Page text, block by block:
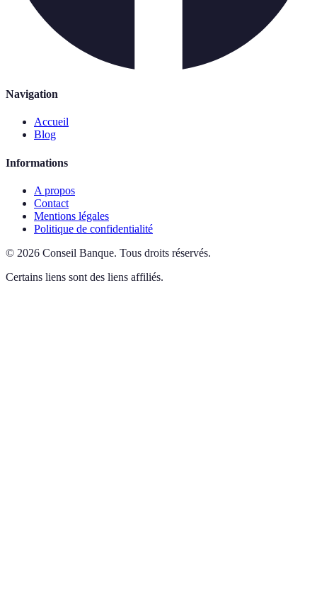
Navigation
Accueil
Blog
Informations
A propos
Contact
Mentions légales
Politique de confidentialité
© 2026 Conseil Banque. Tous droits réservés.
Certains liens sont des liens affiliés.